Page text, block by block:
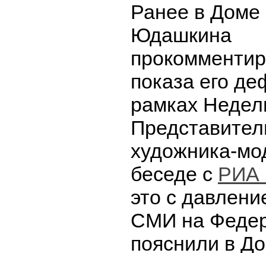
Ранее в
Юдашкина
показа его
рамках
художника-
беседе с РИА
это с
СМИ на
пояснили в